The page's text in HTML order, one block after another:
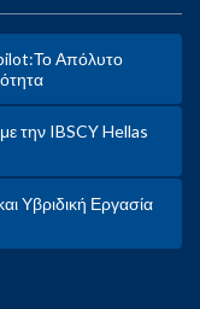
Απόλυτο
την IBSCY Hellas
Υβριδική Εργασία